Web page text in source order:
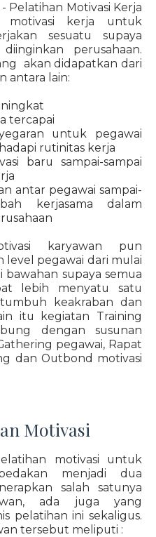
Pelatihan Motivasi Kerja
motivasi kerja untuk
sesuatu supaya
perusahaan.
akan didapatkan dari
antara lain:
tercapai
untuk pegawai
rutinitas kerja
baru sampai-sampai
antar pegawai sampai-
kerjasama dalam
karyawan pun
level pegawai dari mulai
supaya semua
lebih menyatu satu
keakraban dan
itu kegiatan Training
dengan susunan
pegawai, Rapat
dan Outbond motivasi
Motivasi
motivasi untuk
menjadi dua
salah satunya
ada juga yang
pelatihan ini sekaligus.
tersebut meliputi :